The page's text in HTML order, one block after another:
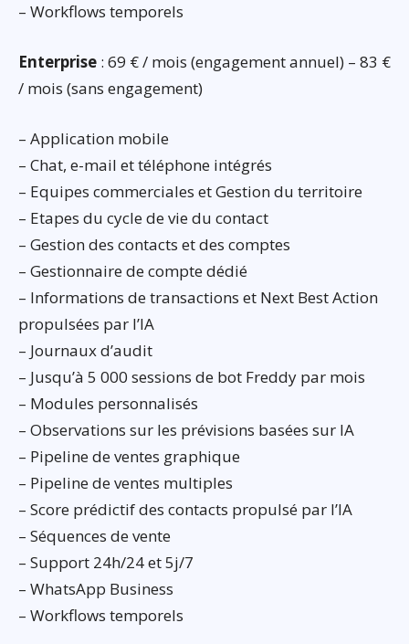
– Workflows temporels
Enterprise : 69 € / mois (engagement annuel) – 83 €
/ mois (sans engagement)
– Application mobile
– Chat, e-mail et téléphone intégrés
– Equipes commerciales et Gestion du territoire
– Etapes du cycle de vie du contact
– Gestion des contacts et des comptes
– Gestionnaire de compte dédié
– Informations de transactions et Next Best Action
propulsées par l’IA
– Journaux d’audit
– Jusqu’à 5 000 sessions de bot Freddy par mois
– Modules personnalisés
– Observations sur les prévisions basées sur IA
– Pipeline de ventes graphique
– Pipeline de ventes multiples
– Score prédictif des contacts propulsé par l’IA
– Séquences de vente
– Support 24h/24 et 5j/7
– WhatsApp Business
– Workflows temporels